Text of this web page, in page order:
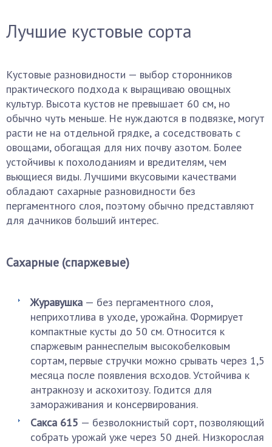
Лучшие кустовые сорта
Кустовые разновидности — выбор сторонников
практического подхода к выращиваю овощных
культур. Высота кустов не превышает 60 см, но
обычно чуть меньше. Не нуждаются в подвязке, могут
расти не на отдельной грядке, а соседствовать с
овощами, обогащая для них почву азотом. Более
устойчивы к похолоданиям и вредителям, чем
вьющиеся виды. Лучшими вкусовыми качествами
обладают сахарные разновидности без
пергаментного слоя, поэтому обычно представляют
для дачников больший интерес.
Сахарные (спаржевые)
Журавушка — без пергаментного слоя,
неприхотлива в уходе, урожайна. Формирует
компактные кусты до 50 см. Относится к
спаржевым раннеспелым высокобелковым
сортам, первые стручки можно срывать через 1,5
месяца после появления всходов. Устойчива к
антракнозу и аскохитозу. Годится для
замораживания и консервирования.
Сакса 615 — безволокнистый сорт, позволяющий
собрать урожай уже через 50 дней. Низкорослая